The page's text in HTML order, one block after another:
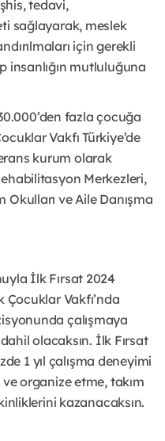
tedavi,
sağlayarak, meslek
için gerekli
insanlığın mutluluğuna
fazla çocuğa
Vakfı Türkiye’de
kurum olarak
Merkezleri,
Okulları ve Aile Danışma
İlk Fırsat 2024
Çocuklar Vakfı’nda
çalışmaya
olacaksın. İlk Fırsat
1 yıl çalışma deneyimi
organize etme, takım
kazanacaksın.